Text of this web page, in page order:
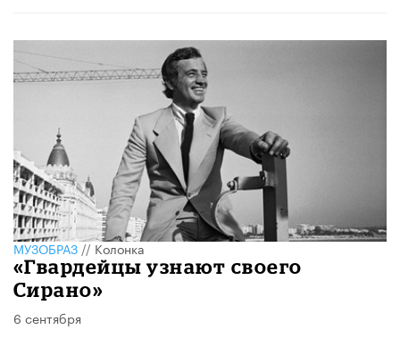
МУЗОБРАЗ//Колонка
«Гвардейцы узнают своего
Сирано»
6 сентября